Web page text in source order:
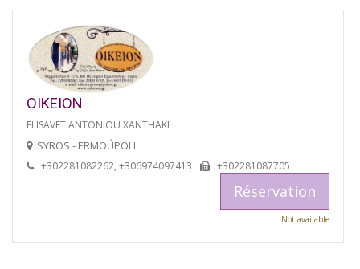
OIKEION
ELISAVET ANTONIOU XANTHAKI
SYROS - ERMOÚPOLI
+302281082262, +306974097413 +302281087705
Réservation
Not available